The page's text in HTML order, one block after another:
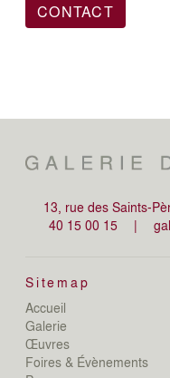
CONTACT
13, rue des Saints-
40 15 00 15
|
Sitemap
Accueil
Galerie
Œuvres
Foires & Évènements